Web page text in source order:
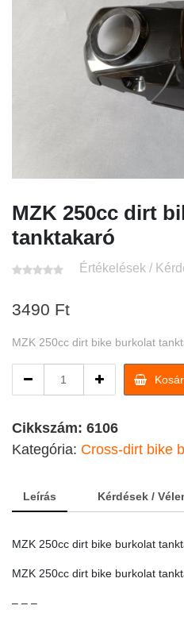
MZK 250cc dirt
tanktakaró
Értékelések /
3490 Ft
MZK 250cc dirt bike burkolat
250cc
bike
tanktakaró
Cikkszám: 6106
Kategória: Cross-dirt bike
Leírás Kérdések /
MZK 250cc dirt bike burkolat
MZK 250cc dirt bike burkolat
– – –